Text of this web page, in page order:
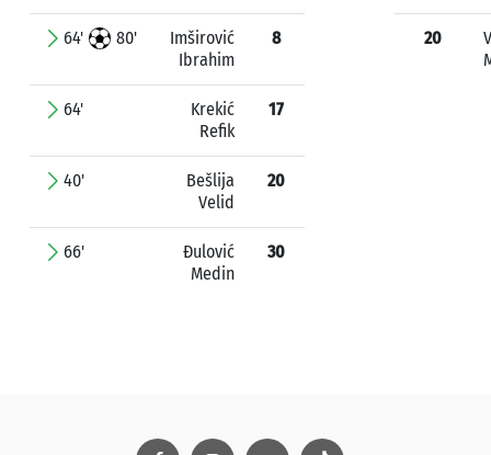
64' 80'
Imširović
Ibrahim
8
64'
Krekić
Refik
17
40'
Bešlija
Velid
20
66'
Đulović
Medin
30
20